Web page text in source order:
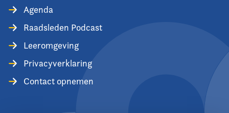
Agenda
Raadsleden Podcast
Leeromgeving
Privacyverklaring
Contact opnemen